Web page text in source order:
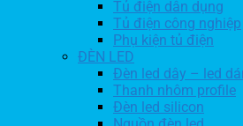
Tủ điện dân dụng
Tủ điện công nghiệp
Phụ kiện tủ điện
ĐÈN LED
Đèn led dây – led
Thanh nhôm profile
Đèn led silicon